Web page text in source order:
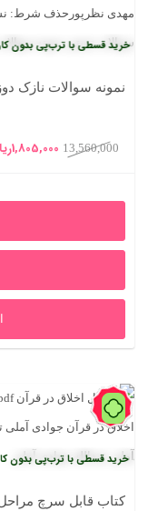
قسطی با ترب‌پی بدون کارمزد
نمونه سوالات نازک
13,560,000 قیمت
1,805,000
88%
قسطی با ترب‌پی بدون کارمزد
کتاب قابل سرچ مراحل